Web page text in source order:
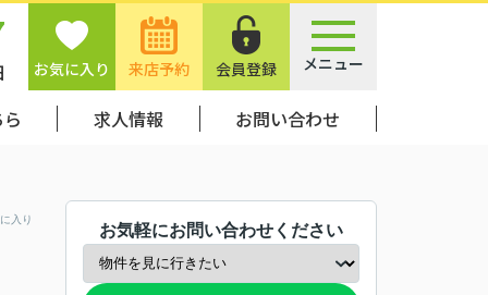
お気に入り 来店予約 会員登録 メニュー
求人情報 お問い合わせ
入り
お気軽にお問い合わせください